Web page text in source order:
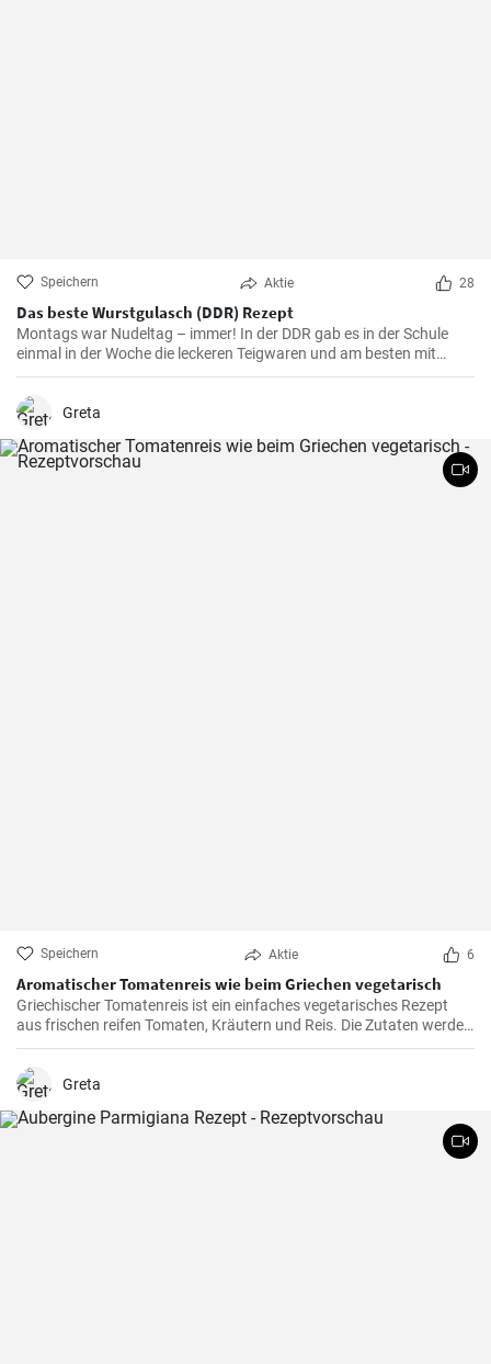
Speichern Aktie 28
Das beste Wurstgulasch (DDR) Rezept
Montags war Nudeltag – immer! In der DDR gab es in der Schule
einmal in der Woche die leckeren Teigwaren und am besten mit
Wurstgulasch .Das Gulasch mit Paprika und Würstchen ist sehr
sättigend und lecker auch als Familienessen - ausprobieren lohnt .
Greta
Speichern Aktie 6
Aromatischer Tomatenreis wie beim Griechen vegetarisch
Griechischer Tomatenreis ist ein einfaches vegetarisches Rezept
aus frischen reifen Tomaten, Kräutern und Reis. Die Zutaten werden
zusammen gekocht und als vegetarische Hauptspeise zu Brot oder
Fetakäse genossen. Schnell und einfach zubereitet.
Greta